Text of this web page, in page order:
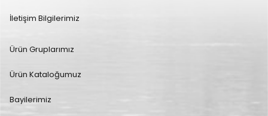
İletişim Bilgilerimiz
Ürün Gruplarımız
Ürün Kataloğumuz
Bayilerimiz